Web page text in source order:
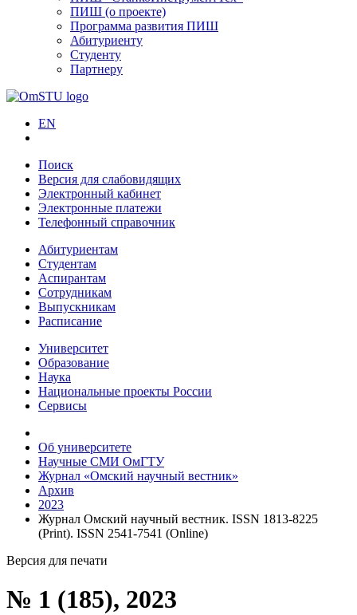
ПИШ (о проекте)
Программа развития ПИШ
Абитуриенту
Студенту
Партнеру
EN
Поиск
Версия для слабовидящих
Электронный кабинет
Электронные платежи
Телефонный справочник
Абитуриентам
Студентам
Аспирантам
Сотрудникам
Выпускникам
Расписание
Университет
Образование
Наука
Национальные проекты России
Сервисы
Об университете
Научные СМИ ОмГТУ
Журнал «Омский научный вестник»
Архив
2023
Журнал Омский научный вестник. ISSN 1813-8225
(Print). ISSN 2541-7541 (Online)
Версия для печати
№ 1 (185), 2023